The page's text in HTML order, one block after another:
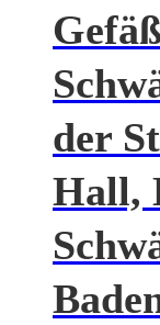
der
Hall,